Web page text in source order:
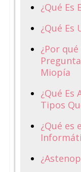
¿Qué Es
¿Qué Es
¿Por
Miopía
¿Qué Es
Tipos
¿Qué es